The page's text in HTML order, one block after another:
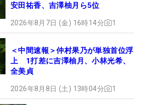
安田祐香、吉澤柚月ら5位
2026年8月7日 (金) 16時14分 1
＜中間速報＞仲村果乃が単独首位浮
上 1打差に吉澤柚月、小林光希、
全美貞
2026年8月8日 (土) 13時04分 1